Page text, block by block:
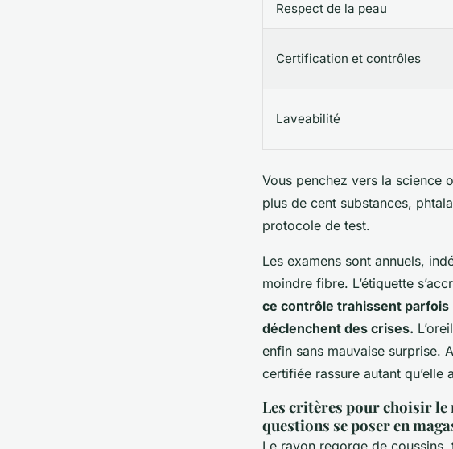
Respect de la peau
Certification et contrôles
Laveabilité
Vous penchez vers la science
plus de cent substances,
protocole de test.
Les examens sont annuels,
moindre fibre. L’étiquette
ce contrôle trahissent
déclenchent des crises.
enfin sans mauvaise surprise.
certifiée rassure autant qu’elle
Les critères pour choisir
questions se poser en